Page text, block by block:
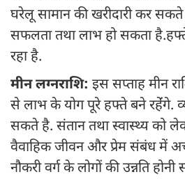
घरेलू सामान की खरीदारी कर सकते
सफलता तथा लाभ हो सकता
रहा है.
मीन लग्नराशि: इस सप्ताह मीन
से लाभ के योग पूरे हफ्ते बने रहेंंगे.
सकते है. संतान तथा स्वास्थ्य को
वैवाहिक जीवन और प्रेम संबंध में
नौकरी वर्ग के लोगों की उन्नति